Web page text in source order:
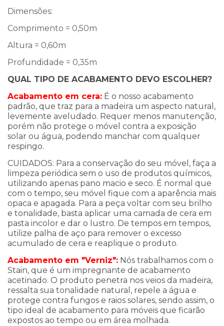
Dimensões:
Comprimento = 0,50m
Altura = 0,60m
Profundidade = 0,35m
QUAL TIPO DE ACABAMENTO DEVO ESCOLHER?
Acabamento em cera: É o nosso acabamento
padrão, que traz para a madeira um aspecto natural,
levemente aveludado. Requer menos manutenção,
porém não protege o móvel contra a exposição
solar ou água, podendo manchar com qualquer
respingo.
CUIDADOS: Para a conservação do seu móvel, faça a
limpeza periódica sem o uso de produtos químicos,
utilizando apenas pano macio e seco. É normal que
com o tempo, seu móvel fique com a aparência mais
opaca e apagada. Para a peça voltar com seu brilho
e tonalidade, basta aplicar uma camada de cera em
pasta incolor e dar o lustro. De tempos em tempos,
utilize palha de aço para remover o excesso
acumulado de cera e reaplique o produto.
Acabamento em "Verniz": Nós trabalhamos com o
Stain, que é um impregnante de acabamento
acetinado. O produto penetra nos veios da madeira,
ressalta sua tonalidade natural, repele a água e
protege contra fungos e raios solares, sendo assim, o
tipo ideal de acabamento para móveis que ficarão
expostos ao tempo ou em área molhada.